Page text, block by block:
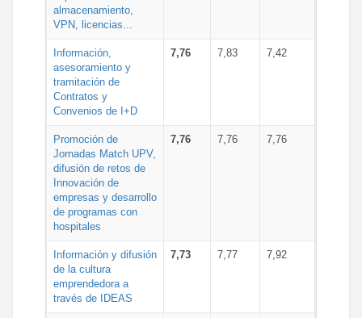
almacenamiento,
VPN, licencias...
Información,
asesoramiento y
tramitación de
Contratos y
Convenios de I+D
7,76 7,83 7,42
Promoción de
Jornadas Match UPV,
difusión de retos de
Innovación de
empresas y desarrollo
de programas con
hospitales
7,76 7,76 7,76
Información y difusión
de la cultura
emprendedora a
través de IDEAS
7,73 7,77 7,92